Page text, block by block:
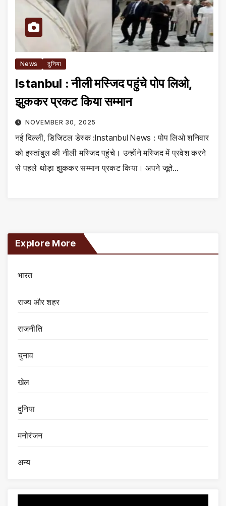
News दुनिया
Istanbul : नीली मस्जिद पहुंचे पोप लिओ,
झुककर प्रकट किया सम्मान
NOVEMBER 30, 2025
नई दिल्ली, डिजिटल डेस्क :Instanbul News : पोप लिओ शनिवार
को इस्तांबुल की नीली मस्जिद पहुंचे। उन्होंने मस्जिद में प्रवेश करने
से पहले थोड़ा झुककर सम्मान प्रकट किया। अपने जूते…
Explore More
भारत
राज्य और शहर
राजनीति
चुनाव
खेल
दुनिया
मनोरंजन
अन्य